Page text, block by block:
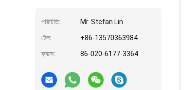
পরিচিতি: Mr. Stefan Lin
টেল: +86-13570363984
ফ্যাক্স: 86-020-6177-3364